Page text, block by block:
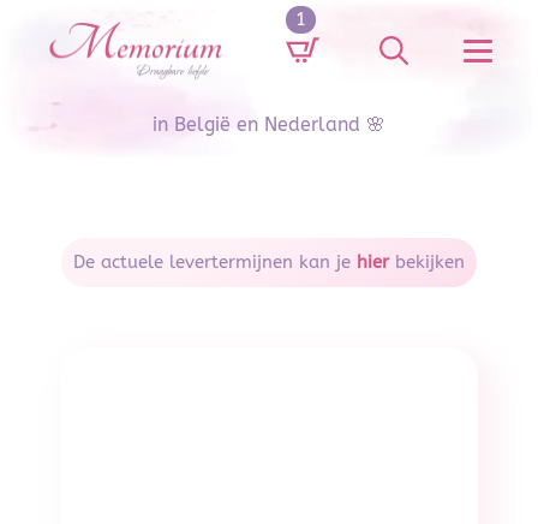
1
for:
in België en Nederland 🌸
De actuele levertermijnen kan je hier bekijken